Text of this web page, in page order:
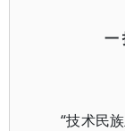
一
“技术民